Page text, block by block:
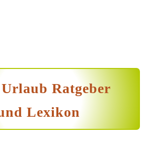
Urlaub Ratgeber
Lexikon